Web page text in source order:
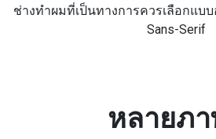
ช่างทำผมที่เป็นทางการควรเลือกแบ
Sans-Serif
หลายภ